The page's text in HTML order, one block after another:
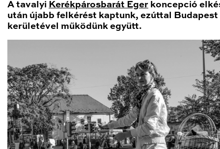
A tavalyi Kerékpárosbarát Eger koncepció
után újabb felkérést kaptunk, ezúttal
kerületével működünk együtt.